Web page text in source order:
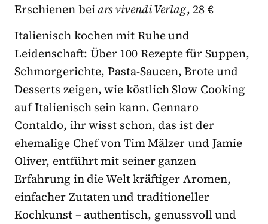
Erschienen beiars vivendi Verlag, 28 €
Italienisch kochen mit Ruhe und
Leidenschaft: Über 100 Rezepte für Suppen,
Schmorgerichte, Pasta-Saucen, Brote und
Desserts zeigen, wie köstlich Slow Cooking
auf Italienisch sein kann. Gennaro
Contaldo, ihr wisst schon, das ist der
ehemalige Chef von Tim Mälzer und Jamie
Oliver, entführt mit seiner ganzen
Erfahrung in die Welt kräftiger Aromen,
einfacher Zutaten und traditioneller
Kochkunst – authentisch, genussvoll und